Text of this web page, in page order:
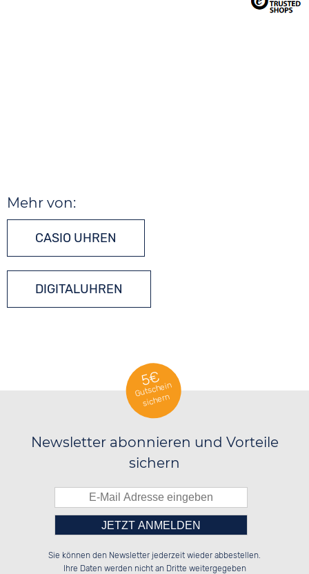
Mehr von:
CASIO UHREN
DIGITALUHREN
5€
Gutschein
sichern
Newsletter abonnieren und Vorteile
sichern
░░████░░░░████░░░░░░██░░░░████░░
░░░░██░░░░░░██░░░░░░██░░░░░░██░░
Bitte tragen Sie die Zahl in
das nebenstehende Feld ein.
Sie können den Newsletter jederzeit wieder abbestellen.
Ihre Daten werden nicht an Dritte weitergegeben